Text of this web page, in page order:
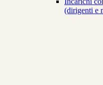
(dirigenti e